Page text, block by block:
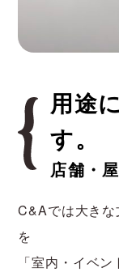
用途
す。
店舗・
C&Aでは大き
を
「室内・イベ